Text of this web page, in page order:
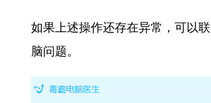
如果上述操作还存在异常，可以
脑问题。